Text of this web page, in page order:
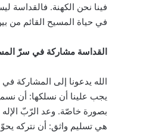
فينا نحن الكهنة. فالقداسة
في حياة المسيح القائم من
القداسة مشاركة في سرّ
الله يدعونا إلى المشاركة
يجب علينا أن نسلكها: أن
هي تسليم واثق: أن نتركه